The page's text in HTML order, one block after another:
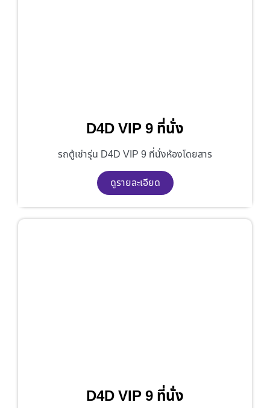
D4D VIP 9 ที่นั่ง
รถตู้เช่ารุ่น D4D VIP 9 ที่นั่งห้องโดยสาร
ดูรายละเอียด
D4D VIP 9 ที่นั่ง